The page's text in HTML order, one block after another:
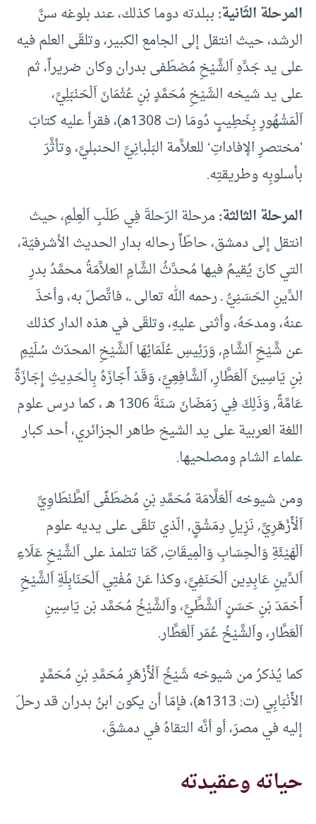
المرحلة الثّانية:ببلدته دوما كذلك، عند بلوغه سنَّ
الرشد، حيث انتقل إلى الجامع الكبير، وتلقّى العلم فيه
على يد جَدِّهِ اَلشَّيْخِ مُصْطَفى بدران وكان ضريراً، ثم
على يد شيخه الشَيْخِ مُحَمَّدٍ بْنِ عُثْمَانَ اَلْحَنْبَلِيِّ،
اَلْمَشْهُورِ بِخَطِيبٍ دُومَا (ت 1308هـ)، فقرأ عليه كتابَ
’مختصرِ الإفاداتِ‘ للعلاَّمة البَلْبانِيِّ الحنبليِّ، وتأثَّرَ
بأسلوبِه وطريقتِه.
المرحلة الثالثة:مرحلة الرّحلةَ فِي طَلَبِ اَلْعِلْمِ، حيث
انتقل إلى دمشق، حاطّاً رحاله بدار الحديث الأشرفيّة،
التي كانَ يُقيمُ فيها مُحدِّثُ الشَّامِ العلاَّمَةُ محمَّدُ بدرِ
الدِّينِ الحَسَنِيُّ ـ رحمه الله تعالى ـ، فاتَّصلَ به، وأخذَ
عنهُ، ومدحَهُ، وأثنى عليهِ، وتلقّى في هذه الدار كذلك
عن شَّيْخِ اَلشَّامِ, وَرَئِيسِ عُلَمَائِهَا اَلشَّيْخِ المحدّث سُلَيْمِ
بْنِ يَاسِينَ اَلْعَطَّارِ, اَلشَّافِعِيِّ، وَقَدْ أَجَازَهُ بِالْحَدِيثِ إِجَازَةً
عَامَّةً, وَذَلِكَ فِي رَمَضَانَ سَنَةَ 1306 هـ ، كما درس علوم
اللغة العربية على يد الشيخ طاهر الجزائري، أحد كبار
علماء الشام ومصلحيها.
ومن شيوخه اَلْعَلَّامَة مُحَمَّدِ بْنِ مُصْطَفًى اَلطَّنْطَاوِيِّ
اَلْأَزْهَرِيِّ, نَزِيلِ دِمَشْقٍ, الّذي تلقّى على يديه علوم
اَلْهَيْئَةِ وَالْحِسَابِ وَالْمِيقَاتِ, كَمَا تتلمذ على اَلشَّيْخِ عَلَاءِ
اَلدِّينِ عَابِدِين اَلْحَنَفِيِّ، وكذا عَنْ مُفْتِي اَلْحَنَابِلَةِ اَلشَّيْخِ
أَحْمَدَ بْنِ حَسَنٍ اَلشَّطِّيِّ، واَلشَّيْخُ مُحَمَّد بْن يَاسِينِ
اَلْعَطَّار، واَلشَّيْخُ عُمَر اَلْعَطَّار.
كما يُذكرُ من شيوخه شَيْخُ اَلْأَزْهَرِ مُحَمَّدِ بْنِ مُحَمَّدٍ
الأَنْبَابِي (ت: 1313ﻫ)، فإمّا أن يكون ابنُ بدران قد رحلَ
إليه في مصرَ، أو أنَّه التقاهُ في دمشقَ،
حياته وعقيدته